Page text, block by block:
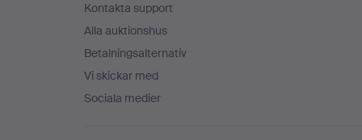
Kontakta support
Alla auktionshus
Betalningsalternativ
Vi skickar med
Sociala medier